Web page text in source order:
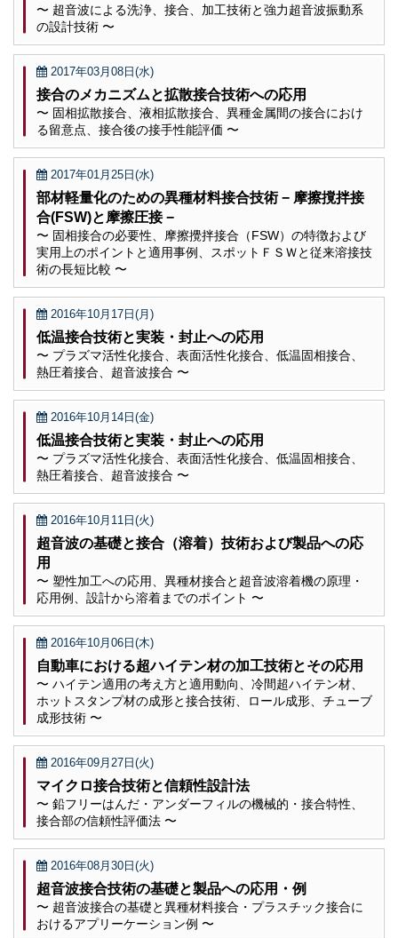
〜 超音波による洗浄、接合、加工技術と強力超音波振動系
の設計技術 〜
2017年03月08日(水)
接合のメカニズムと拡散接合技術への応用
〜 固相拡散接合、液相拡散接合、異種金属間の接合におけ
る留意点、接合後の接手性能評価 〜
2017年01月25日(水)
部材軽量化のための異種材料接合技術 − 摩擦撹拌接
合(FSW)と摩擦圧接 −
〜 固相接合の必要性、摩擦攪拌接合（FSW）の特徴および
実用上のポイントと適用事例、スポットＦＳＷと従来溶接技
術の長短比較 〜
2016年10月17日(月)
低温接合技術と実装・封止への応用
〜 プラズマ活性化接合、表面活性化接合、低温固相接合、
熱圧着接合、超音波接合 〜
2016年10月14日(金)
低温接合技術と実装・封止への応用
〜 プラズマ活性化接合、表面活性化接合、低温固相接合、
熱圧着接合、超音波接合 〜
2016年10月11日(火)
超音波の基礎と接合（溶着）技術および製品への応
用
〜 塑性加工への応用、異種材接合と超音波溶着機の原理・
応用例、設計から溶着までのポイント 〜
2016年10月06日(木)
自動車における超ハイテン材の加工技術とその応用
〜 ハイテン適用の考え方と適用動向、冷間超ハイテン材、
ホットスタンプ材の成形と接合技術、ロール成形、チューブ
成形技術 〜
2016年09月27日(火)
マイクロ接合技術と信頼性設計法
〜 鉛フリーはんだ・アンダーフィルの機械的・接合特性、
接合部の信頼性評価法 〜
2016年08月30日(火)
超音波接合技術の基礎と製品への応用・例
〜 超音波接合の基礎と異種材料接合・プラスチック接合に
おけるアプリーケーション例 〜